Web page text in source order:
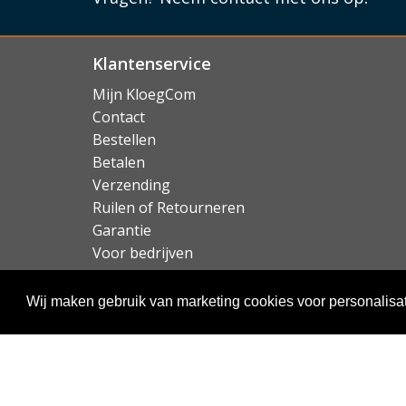
Wij maken gebruik van marketing cookies voor
het mogelijk om uw telefoon van het dock te
zijn plek hoeft te houden. Hierdoor is zowel
Klantenservice
Mijn KloegCom
Contact
Bestellen
Betalen
Verzending
Ruilen of Retourneren
Garantie
Voor bedrijven
Over KloegCom.nl